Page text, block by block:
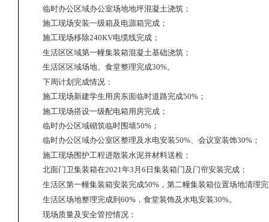
临时办公区域办公室场地地坪混凝土浇筑；
施工现场安装一级箱及电源箱完成；
施工现场移除240KV电缆线完成；
生活区区域第一幢集装箱混凝土基础浇筑；
生活区区域场地、食堂整理完成30%。
下周计划完成情况：
施工现场新建学生用房东面临时道路完成50% ；
施工现场搭设一级配电箱用房完成；
临时办公区域砌筑临时围墙50% ；
临时办公区域办公室区整理及水电安装50%、会议室装饰30% ；
施工现场围护工程进散装水泥并材料送检；
北面门卫集装箱在2021年3 月 6 日集装箱门及门帘安装完成；
生活区第一幢集装箱安装完成50% ，第二幢集装箱位置场地清理
生活区场地整理完成到 60% ，食堂装饰及水电安装30%。
现场质量及安全管控情况：